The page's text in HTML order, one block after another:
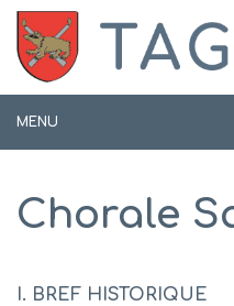
MENU
Chorale
I. BREF HISTORIQUE
Panneau de gestion des